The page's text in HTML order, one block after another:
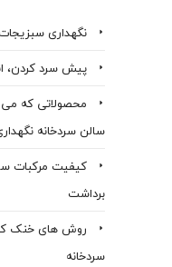
نگهداری
پیش سرد کردن،
محصولاتی که می
سالن سردخانه
کیفیت مرکبات
برداشت
روش های خنک
سردخانه